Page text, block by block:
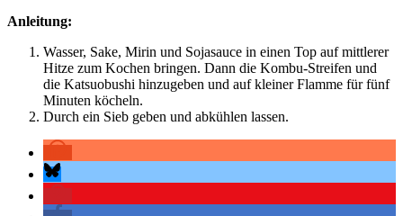
Anleitung:
Wasser, Sake, Mirin und Sojasauce in einen Top auf mittlerer
Hitze zum Kochen bringen. Dann die Kombu-Streifen und
die Katsuobushi hinzugeben und auf kleiner Flamme für fünf
Minuten köcheln.
Durch ein Sieb geben und abkühlen lassen.